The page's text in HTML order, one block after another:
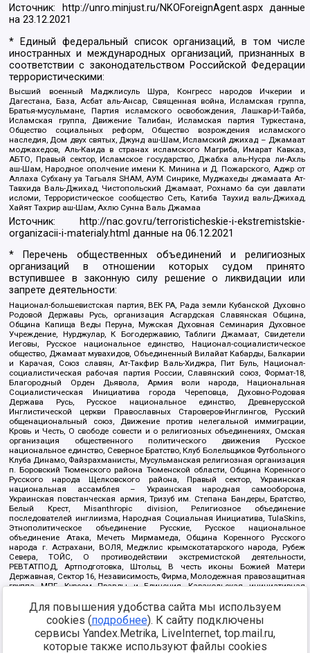
Источник: http://unro.minjust.ru/NKOForeignAgent.aspxданные
на23.12.2021
* Единый федеральный список организаций, в том числе
иностранных и международных организаций, признанных в
соответствии с законодательством Российской Федерации
террористическими:
Высший военный Маджлисуль Шура, Конгресс народов Ичкерии и
Дагестана, База, Асбат аль-Ансар, Священная война, Исламская группа,
Братья-мусульмане, Партия исламского освобождения, Лашкар-И-Тайба,
Исламская группа, Движение Талибан, Исламская партия Туркестана,
Общество социальных реформ, Общество возрождения исламского
наследия, Дом двух святых, Джунд аш-Шам, Исламский джихад – Джамаат
моджахедов, Аль-Каида в странах исламского Магриба, Имарат Кавказ,
АБТО, Правый сектор, Исламское государство, Джабха аль-Нусра ли-Ахль
аш-Шам, Народное ополчение имени К. Минина и Д. Пожарского, Аджр от
Аллаха Субхану уа Тагьаля SHAM, АУМ Синрике, Муджахеды джамаата Ат-
Тавхида Валь-Джихад, Чистопольский Джамаат, Рохнамо ба суи давлати
исломи, Террористическое сообщество Сеть, Катиба Таухид валь-Джихад,
Хайят Тахрир аш-Шам, Ахлю Сунна Валь Джамаа
Источник:
http://nac.gov.ru/terroristicheskie-i-ekstremistskie-
organizacii-i-materialy.html данные на06.12.2021
* Перечень общественных объединений и религиозных
организаций в отношении которых судом принято
вступившее в законную силу решение о ликвидации или
запрете деятельности:
Национал-большевистская партия, ВЕК РА, Рада земли Кубанской Духовно
Родовой Державы Русь, организация Асгардская Славянская Община,
Община Капища Веды Перуна, Мужская Духовная Семинария Духовное
Учреждение, Нурджулар, К Богодержавию, Таблиги Джамаат, Свидетели
Иеговы, Русское национальное единство, Национал-социалистическое
общество, Джамаат мувахидов, Объединенный Вилайат Кабарды, Балкарии
и Карачая, Союз славян, Ат-Такфир Валь-Хиджра, Пит Буль, Национал-
социалистическая рабочая партия России, Славянский союз, Формат-18,
Благородный Орден Дьявола, Армия воли народа, Национальная
Социалистическая Инициатива города Череповца, Духовно-Родовая
Держава Русь, Русское национальное единство, Древнерусской
Инглистической церкви Православных Староверов-Инглингов, Русский
общенациональный союз, Движение против нелегальной иммиграции,
Кровь и Честь, О свободе совести и о религиозных объединениях, Омская
организация общественного политического движения Русское
национальное единство, Северное Братство, Клуб Болельщиков Футбольного
Клуба Динамо, Файзрахманисты, Мусульманская религиозная организация
п. Боровский Тюменского района Тюменской области, Община Коренного
Русского народа Щелковского района, Правый сектор, Украинская
национальная ассамблея – Украинская народная самооборона,
Украинская повстанческая армия, Тризуб им. Степана Бандеры, Братство,
Белый Крест, Misanthropic division, Религиозное объединение
последователей инглиизма, Народная Социальная Инициатива, TulaSkins,
Этнополитическое объединение Русские, Русское национальное
объединение Атака, Мечеть Мирмамеда, Община Коренного Русского
народа г. Астрахани, ВОЛЯ, Меджлис крымскотатарского народа, Рубеж
Севера, ТОЙС, О противодействии экстремистской деятельности,
РЕВТАТПОД, Артподготовка, Штольц, В честь иконы Божией Матери
Державная, Сектор 16, Независимость, Фирма, Молодежная правозащитная
группа МПГ, Курсом Правды и Единения, Каракольская инициативная
Благотворительный пансионат Ак Умут, Русская республика Русь,
Арестантское уголовное единство, Башкорт, Нация и свобода, W.H.С., Фалунь
Дафа, Иртыш Ultras, Русский Патриотический клуб-Новокузнецк/РПК,
Сибирский державный союз, Фонд борьбы с коррупцией, Фонд защиты прав
граждан, Штабы Навального, Совет граждан СССР Прикубанского округа г.
Для повышения удобства сайта мы используем
cookies (подробнее). К сайту подключены
сервисы Yandex.Metrika, LiveInternet, top.mail.ru,
которые также используют файлы cookies